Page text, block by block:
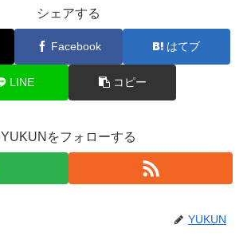
シェアする
Facebook はてブ
LINE コピー
YUKUNをフォローする
YUKUN